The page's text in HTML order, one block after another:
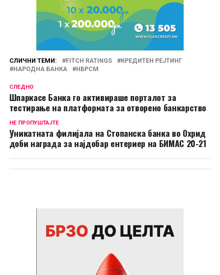
СЛИЧНИ ТЕМИ: FITCH RATINGS
КРЕДИТЕН РЕЈТИНГ
НАРОДНА БАНКА
НБРСМ
СЛЕДНО
Шпаркасе Банка го активираше порталот за
тестирање на платформата за отворено банкарство
НЕ ПРОПУШТАЈТЕ
Уникатната филијала на Стопанска банка во Охрид
доби награда за најдобар ентериер на БИМАС 20-21